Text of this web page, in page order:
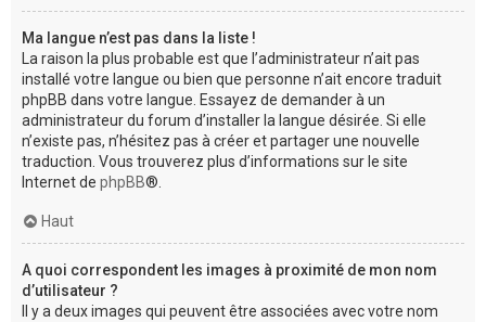
Ma langue n’est pas dans la liste !
La raison la plus probable est que l’administrateur n’ait pas
installé votre langue ou bien que personne n’ait encore traduit
phpBB dans votre langue. Essayez de demander à un
administrateur du forum d’installer la langue désirée. Si elle
n’existe pas, n’hésitez pas à créer et partager une nouvelle
traduction. Vous trouverez plus d’informations sur le site
Internet de phpBB®.
Haut
A quoi correspondent les images à proximité de mon nom
d’utilisateur ?
Il y a deux images qui peuvent être associées avec votre nom